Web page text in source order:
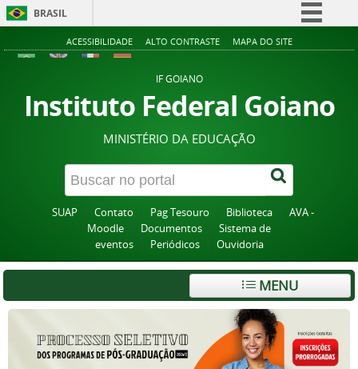
BRASIL
Simplifique!
Acesso à informação
Legislação
Canais
ACESSIBILIDADE ALTO CONTRASTE MAPA DO SITE
IF GOIANO
Instituto Federal Goiano
MINISTÉRIO DA EDUCAÇÃO
SUAP Contato Pag Tesouro Biblioteca
AVA -
Moodle
Documentos
Sistema de
eventos
Periódicos Ouvidoria
MENU